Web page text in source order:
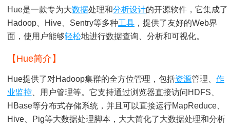
Hue是一款专为大数据处理和分析设计的开源软件，它集成了
Hadoop、Hive、Sentry等多种工具 ，提供了友好的Web界
面，使用户能够轻松地进行数据查询、分析和可视化。
【Hue简介】
Hue提供了对Hadoop集群的全方位管理，包括资源管理、 作
业监控 、用户管理等。它支持通过浏览器直接访问HDFS、
HBase等分布式存储系统，并且可以直接运行MapReduce、
Hive、Pig等大数据处理脚本，大大简化了大数据处理和分析